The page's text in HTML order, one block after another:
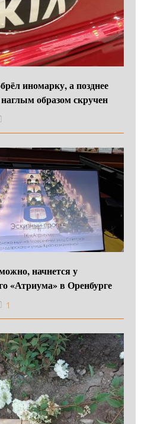
иномарку, а позднее
образом скручен
начнется у
«Атриума» в Оренбурге
1